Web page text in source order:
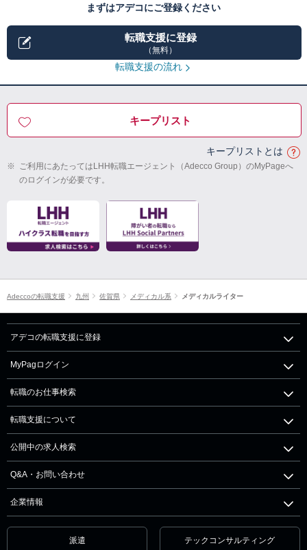
まずはアデコにご登録ください
転職支援に登録
（無料）
転職支援の流れ
キープリスト
キープリストとは
※ ご利用にあたってはLHH転職エージェント（Adecco Group）のMyPageへ
のログインが必要です。
Adeccoの転職支援 九州 佐賀県 メディカル系 メディカルライター
アデコの転職支援に登録
MyPagログイン
転職のお仕事検索
転職支援について
公開中の求人検索
Q&A・お問い合わせ
企業情報
派遣 テックコンサルティング